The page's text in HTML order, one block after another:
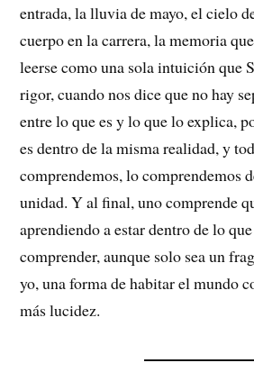
entrada, la lluvia de mayo, el cielo
cuerpo en la carrera, la memoria
leerse como una sola intuición que
rigor, cuando nos dice que no hay
entre lo que es y lo que lo explica,
es dentro de la misma realidad, y
comprendemos, lo comprendemos
unidad. Y al final, uno comprende
aprendiendo a estar dentro de lo
comprender, aunque solo sea un
yo, una forma de habitar el mundo
más lucidez.